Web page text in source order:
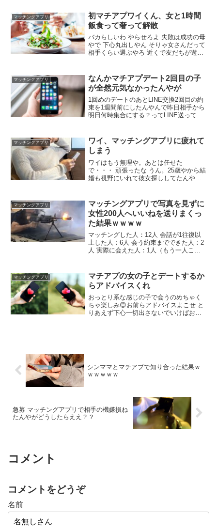
い・・・こんな気持ちで会ってもいいの
かな フィーリング合うかどうかだしその
ペースでしょ
マッチングアプリ
初マチアプワイくん、女と1時間
飯食って奢って解散
バカらしいわ やらせろよ 失敗は成功の母
やで 下心丸出しやん そりゃ女さんだって
相手くらい選ぶやろ 近くで友だちが遊び
しかも歳上のくせにワイが奢ることに
「あ、ありがとうございす」で終わった
し
マッチングアプリ
なんかマチアプデート2回目の子
が全然元気なかったんやが
1回めのデートのあとLINE交換2回目の約
束を1週間前にしたんやんで昨日相手から
明日何時集合にする？ってLINE送ってく
会ったら全然元気なかったわこれ脈ナシ
なんか？
マッチングアプリ
ワイ、マッチングアプリに疲れて
しまう
ワイはもう無理や。あとは任せた
で・・・ 頑張ったな うん。25歳やから結
婚も視野にいれて彼女探ししてたんやけ
るのがいいよ これはガチ 自分より5個上
狙えば簡単にマッチできるぞ
マッチングアプリ
マッチングアプリで写真を見ずに
女性200人へいいねを送りまくっ
た結果ｗｗｗｗ
マッチングした人：12人 会話が1往復以
上した人：6人 会う約束までできた人：2
人 実際に会えた人：1人（もう一人これ
チングしないのはどうなんだ 顔写真はっ
とるんか？ あたりまえやん 女受けしそう
なカフェーの写真もはっとるでな
マッチングアプリ
マチアプの女の子とデートするか
らアドバイスくれ
おっとり系な感じの子で会うのめちゃく
ちゃ楽しみ😊お前らアドバイスよこせ と
りあえず下心一切出さないでいけばおけ
シンママとマチアプで知り合った結果ｗ
ｗｗｗｗｗ
急募 マッチングアプリで相手の機嫌損ね
たんやがどうしたらええ？？
コメント
コメントをどうぞ
名前